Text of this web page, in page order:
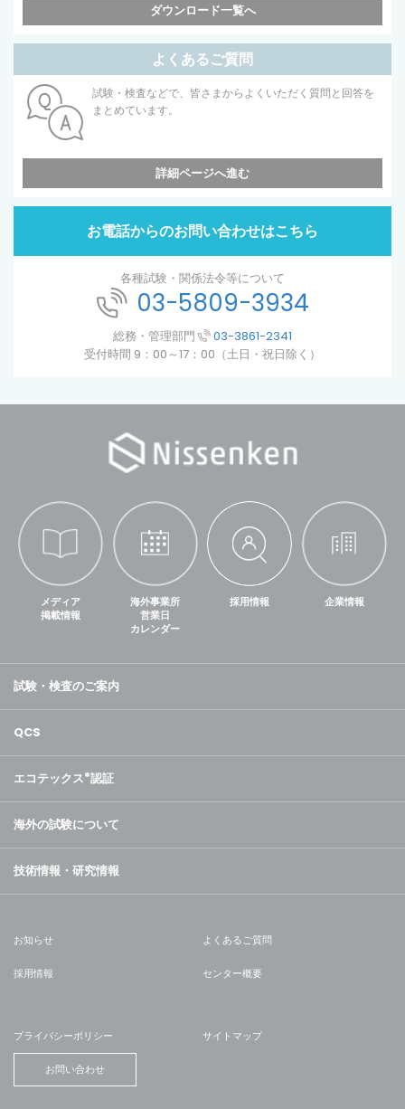
ダウンロード一覧へ
よくあるご質問
試験・検査などで、皆さまからよくいただく質問と回答を
まとめています。
詳細ページへ進む
お電話からのお問い合わせはこちら
各種試験・関係法令等について
03-5809-3934
総務・管理部門
03-3861-2341
受付時間 9：00～17：00（土日・祝日除く）
メディア
掲載情報
海外事業所
営業日
カレンダー
採用情報 企業情報
試験・検査のご案内
QCS
エコテックス®認証
海外の試験について
技術情報・研究情報
お知らせ よくあるご質問
採用情報 センター概要
プライバシーポリシー サイトマップ
お問い合わせ